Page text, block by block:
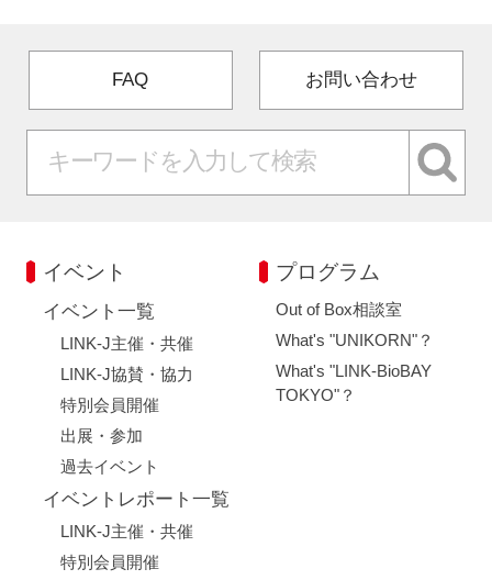
FAQ お問い合わせ
イベント
イベント一覧
LINK-J主催・共催
LINK-J協賛・協力
特別会員開催
出展・参加
過去イベント
イベントレポート一覧
LINK-J主催・共催
特別会員開催
プログラム
Out of Box相談室
What's "UNIKORN"？
What's "LINK-BioBAY
TOKYO"？